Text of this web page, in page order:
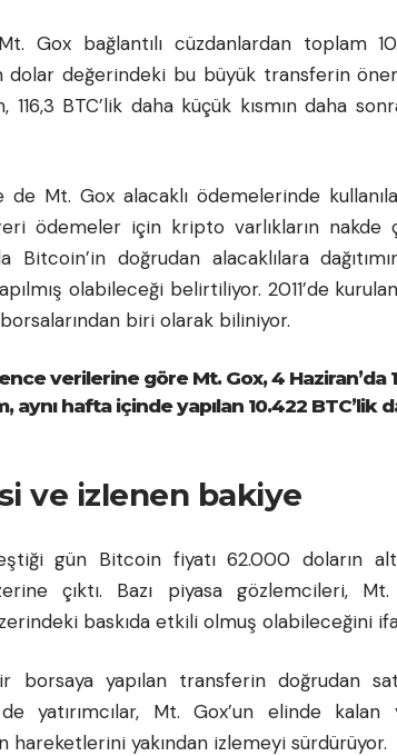
Gox bağlantılı cüzdanlardan toplam
dolar değerindeki bu büyük transferin
BTC’lik daha küçük kısmın daha
Mt. Gox alacaklı ödemelerinde
ödemeler için kripto varlıkların nakde
Bitcoin’in doğrudan alacaklılara
olabileceği belirtiliyor. 2011’de
biri olarak biliniyor.
verilerine göre Mt. Gox, 4 Haziran’da
aynı hafta içinde yapılan 10.422
ve izlenen bakiye
gün Bitcoin fiyatı62.000 doların
çıktı. Bazı piyasa gözlemcileri,
baskıda etkili olmuş olabileceğini
borsaya yapılan transferin doğrudan
de yatırımcılar, Mt. Gox’un elinde
hareketlerini yakından izlemeyi sürdürüyor.